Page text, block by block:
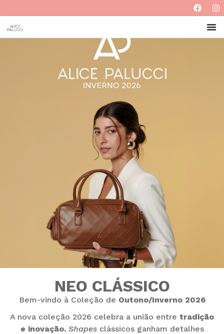
NEO CLÁSSICO
Bem-vindo à Coleção de Outono/Inverno 2026
A nova coleção 2026 celebra a união entre tradição
e inovação. Shapes clássicos ganham detalhes